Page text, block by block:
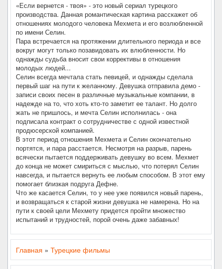
«Если вернется - твоя» - это новый сериал турецкого
производства. Данная романтическая картина расскажет об
отношениях молодого человека Мехмета и его возлюбленной
по имени Селин.
Пара встречается на протяжении длительного периода и все
вокруг могут только позавидовать их влюбленности. Но
однажды судьба вносит свои коррективы в отношения
молодых людей...
Селин всегда мечтала стать певицей, и однажды сделала
первый шаг на пути к желанному. Девушка отправила демо -
записи своих песен в различные музыкальные компании, в
надежде на то, что хоть кто-то заметит ее талант. Но долго
жать не пришлось, и мечта Селин исполнилась - она
подписала контракт о сотрудничестве с одной известной
продюсерской компанией.
В этот период отношения Мехмета и Селин окончательно
портятся, и пара расстается. Несмотря на разрыв, парень
всячески пытается поддерживать девушку во всем. Мехмет
до конца не может смириться с мыслью, что потерял Селин
навсегда, и пытается вернуть ее любым способом. В этот ему
помогает близкая подруга Дефне.
Что же касается Селин, то у нее уже появился новый парень,
и возвращаться к старой жизни девушка не намерена. Но на
пути к своей цели Мехмету придется пройти множество
испытаний и трудностей, порой очень даже забавных!
Главная » Турецкие фильмы